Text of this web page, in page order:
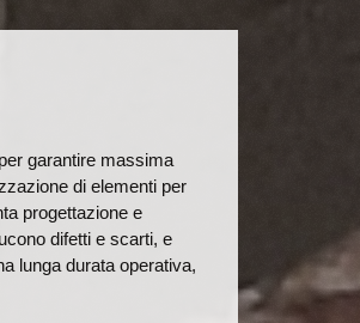
garantire massima
di elementi per
progettazione e
difetti e scarti, e
lunga durata operativa,